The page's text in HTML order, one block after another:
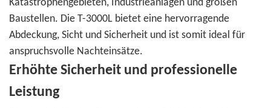
Katastrophengebieten, Industrieanlagen und großen
Baustellen. Die T-3000L bietet eine hervorragende
Abdeckung, Sicht und Sicherheit und ist somit ideal für
anspruchsvolle Nachteinsätze.
Erhöhte Sicherheit und professionelle
Leistung